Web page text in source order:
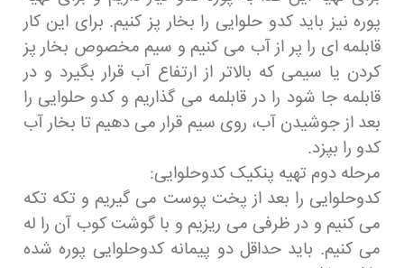
پوره نیز باید کدو حلوایی را بخار پز کنیم. برای این کار
قابلمه ای را پر از آب می کنیم و سیم مخصوص بخار پز
کردن یا سیمی که بالاتر از ارتفاع آب قرار بگیرد و در
قابلمه جا شود را در قابلمه می گذاریم و کدو حلوایی را
بعد از جوشیدن آب، روی سیم قرار می دهیم تا بخار آب
کدو را بپزد.
مرحله دوم تهیه پنکیک کدوحلوایی:
کدوحلوایی را بعد از پخت پوست می گیریم و تکه تکه
می کنیم و در ظرفی می ریزیم و با گوشت کوب آن را له
می کنیم. باید حداقل دو پیمانه کدوحلوایی پوره شده